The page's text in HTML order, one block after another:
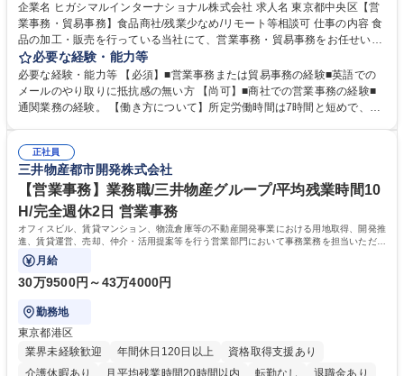
企業名 ヒガシマルインターナショナル株式会社 求人名 東京都中央区【営
業事務・貿易事務】食品商社/残業少なめ/リモート等相談可 仕事の内容 食
品の加工・販売を行っている当社にて、営業事務・貿易事務をお任せいた
します。営業社員のサポートポジションとして、受発注から海外工場との
調整まで幅広く対応し、当社事業の根幹を支えていただきます。 ■受発注
業務、請求書発行 ■海外工場とのスケジュール調整 ■在庫管理 ■輸入書類
の確認・作成 ■配送手配 ■通関業者を通して行う輸出入業全般 ■倉庫との
ルプロデュースしているため、商品に関わる全ての業務をサポート頂きま
す。 募集職種 東京都中央区【営業事務・貿易事務】食品商社/残業少なめ/
リモート等相談可
必要な経験・能力等
必要な経験・能力等 【必須】■営業事務または貿易事務の経験■英語での
メールのやり取りに抵抗感の無い方 【尚可】■商社での営業事務の経験■
通関業務の経験。 【働き方について】所定労働時間は7時間と短めで、残
の強み】1991年の設立以来、外食産業を中心としたお客様の多様なニー
ズに沿った冷凍水産物等の生産・輸入・販売を一貫して手掛けています。
自社工場と海外拠点の強固な連携によるワンストップサービスが最大の強
みです。 学歴・資格 学歴：大学院 大学 語学力：英語 資格：
正社員
三井物産都市開発株式会社
【営業事務】業務職/三井物産グループ/平均残業時間10
H/完全週休2日 営業事務
オフィスビル、賃貸マンション、物流倉庫等の不動産開発事業における用地取得、開発推
進、賃貸運営、売却、仲介・活用提案等を行う営業部門において事務業務を担当いただき
ます。
月給
30万9500円～43万4000円
勤務地
東京都港区
業界未経験歓迎
年間休日120日以上
資格取得支援あり
介護休暇あり
月平均残業時間20時間以内 転勤なし 退職金あり